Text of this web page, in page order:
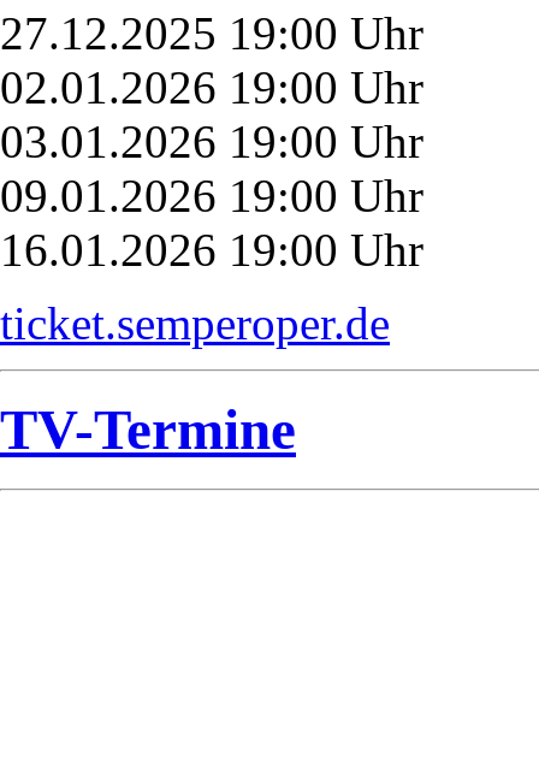
27.12.2025 19:00 Uhr
02.01.2026 19:00 Uhr
03.01.2026 19:00 Uhr
09.01.2026 19:00 Uhr
16.01.2026 19:00 Uhr
ticket.semperoper.de
TV-Termine